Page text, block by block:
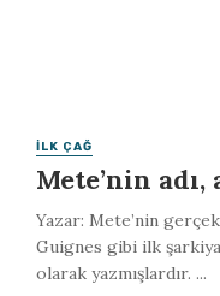
İLK ÇAĞ
Mete’nin
Yazar: Mete’nin
Guignes gibi ilk
olarak yazmışlardır. ...